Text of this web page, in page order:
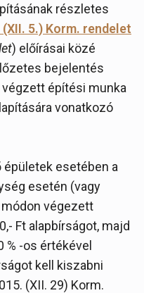
részletes
5.) Korm. rendelet
) előírásai közé
bejelentés
építési munka
vonatkozó
esetében a
esetén (vagy
végezett
Ft alapbírságot, majd
% -os értékével
kell kiszabni
(XII. 29) Korm.